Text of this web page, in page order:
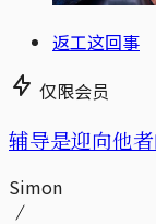
返工这回事
仅限会员
辅导是迎向他
Simon